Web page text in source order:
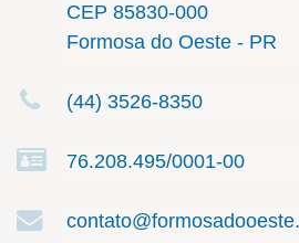
CEP 85830-000
Formosa do Oeste - PR
(44) 3526-8350
76.208.495/0001-00